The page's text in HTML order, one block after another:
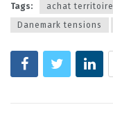
Tags: achat territoire
Danemark tensions